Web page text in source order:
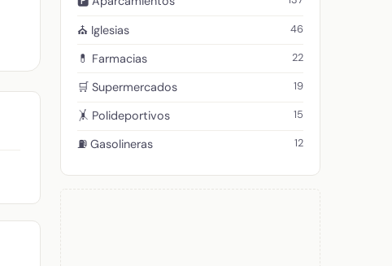
⛪ Iglesias 46
💊 Farmacias 22
🛒 Supermercados 19
🤸 Polideportivos 15
⛽ Gasolineras 12